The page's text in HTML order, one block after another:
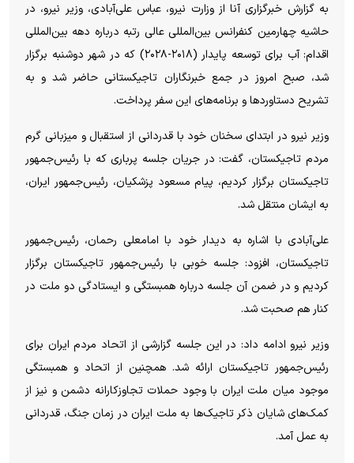
به گزارش خبرگزاری آنا از وزارت نیرو، عباس علی‌آبادی، وزیر نیرو، در
حاشیه چهارمین کنفرانس بین‌المللی عالی رتبه درباره دهه بین‌المللی
اقدام: آب برای توسعه پایدار (۲۰۱۸-۲۰۲۸) که در شهر دوشنبه برگزار
شد، صبح امروز در جمع خبرنگاران تاجیکستانی حاضر شد و به
تشریح دستاورد‌ها و برنامه‌های این سفر پرداخت.
وزیر نیرو در ابتدای سخنان خود با قدردانی از استقبال و میزبانی گرم
مردم تاجیکستان، گفت: در جریان جلسه پرباری که با رئیس‌جمهور
تاجیکستان برگزار کردیم، پیام مسعود پزشکیان، رئیس‌جمهور ایران،
به ایشان منتقل شد.
علی‌آبادی با اشاره به دیدار خود با امامعلی رحمان، رئیس‌جمهور
تاجیکستان، افزود: جلسه خوبی با رئیس‌جمهور تاجیکستان برگزار
کردیم و در ضمن آن جلسه درباره همبستگی و ایستادگی دو ملت در
کنار هم صحبت شد.
وزیر نیرو ادامه داد: در این جلسه گزارشی از اتحاد مردم ایران برای
رئیس‌جمهور تاجیکستان ارائه شد. همچنین از اتحاد و همبستگی
موجود میان ملت ایران با وجود حملات تجاوزکارانه دشمن و نیز از
کمک‌های شایان ذکر تاجیک‌ها به ملت ایران در زمان جنگ، قدردانی
به عمل آمد.